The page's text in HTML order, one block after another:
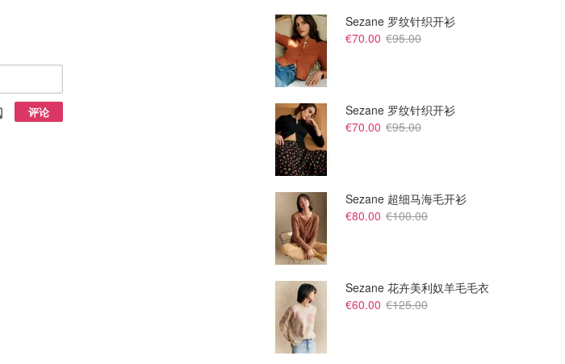
评论
Sezane 罗纹针织开衫
€70.00 €95.00
Sezane 罗纹针织开衫
€70.00 €95.00
Sezane 超细马海毛开衫
€80.00 €100.00
Sezane 花卉美利奴羊毛毛衣
€60.00 €125.00